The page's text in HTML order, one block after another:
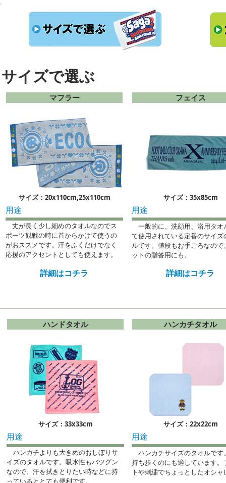
マフラー
サイズ：20x110cm,25x110cm
用途
丈が長く少し細めのタオルなのでス
ポーツ観戦の時に首からかけて使うの
がおススメです。汗をふくだけでなく
応援のアクセントとしても使えます。
詳細はコチラ
フェイス
サイズ：35x85cm
用途
一般的に、洗顔用、浴用タオ
て使用されている定番のサイズ
ルです。値段もお手ごろなので
ットの贈答用にも。
詳細はコチラ
ハンドタオル
サイズ：33x33cm
用途
ハンカチよりも大きめのおしぼりサ
イズのタオルです。吸水性もバツグン
なので、汗を拭きとりたい時などに持
っているととても便利です。
ハンカチタオル
サイズ：22x22cm
用途
ハンカチサイズのタオルです
持ち歩くのにも適しています。
トや刺繍でちょっとしたオシャ
サイズで選ぶ